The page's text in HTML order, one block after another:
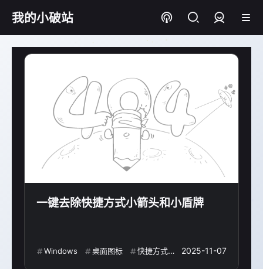
我的小破站
登录
一键去除快捷方式小箭头和小盾牌
Windows 桌面图标 快捷方式 UAC
2025-11-07